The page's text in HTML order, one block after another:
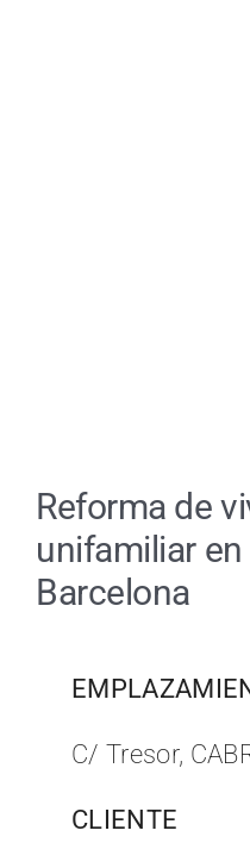
Reforma de
unifamiliar en
Barcelona
C/ Tresor,
CLIENTE